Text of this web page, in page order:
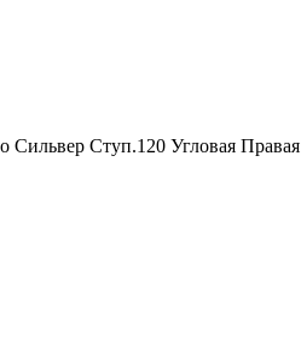
Сильвер Ступ.120 Угловая Правая